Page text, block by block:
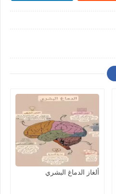
ألغاز الدماغ البشري